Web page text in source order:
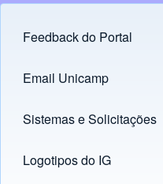
Footer menu
Feedback do Portal
Links
Email Unicamp
(opens in new tab)
Sistemas e Solicitações
(opens in new tab)
Logotipos do IG
(opens in new tab)